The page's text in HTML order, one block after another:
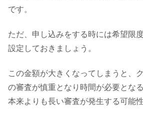
です。
ただ、申し込みをする時には希望限
設定しておきましょう。
この金額が大きくなってしまうと、
の審査が慎重となり時間が必要とな
本来よりも長い審査が発生する可能